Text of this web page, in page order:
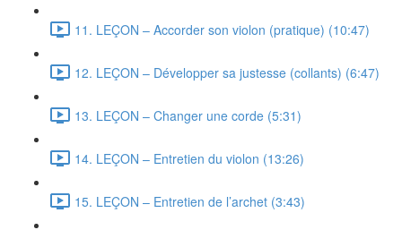
11. LEÇON – Accorder son violon (pratique) (10:47)
12. LEÇON – Développer sa justesse (collants) (6:47)
13. LEÇON – Changer une corde (5:31)
14. LEÇON – Entretien du violon (13:26)
15. LEÇON – Entretien de l’archet (3:43)